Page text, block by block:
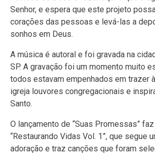
Senhor, e espera que este projeto
corações das pessoas e levá-las a
sonhos em Deus.
A música é autoral e foi gravada na
SP. A gravação foi um momento muito
todos estavam empenhados em trazer
igreja louvores congregacionais e
Santo.
O lançamento de “Suas Promessas”
“Restaurando Vidas Vol. 1”, que segue
adoração e traz canções que foram